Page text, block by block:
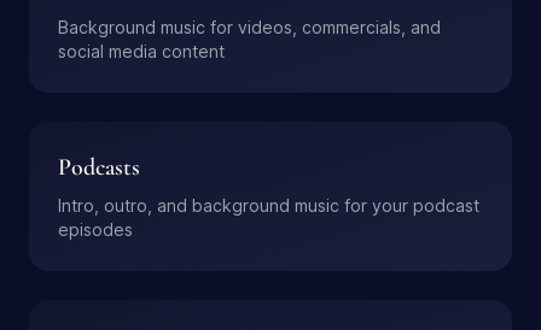
Background music for videos, commercials, and
social media content
Podcasts
Intro, outro, and background music for your podcast
episodes